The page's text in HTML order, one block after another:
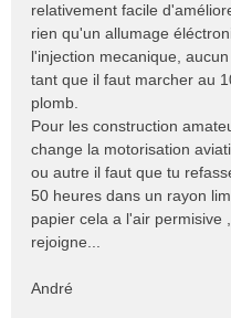
relativement facile
rien qu'un allumage
l'injection mecanique,
tant que il faut marcher au
plomb.
Pour les construction
change la motorisation
ou autre il faut que tu
50 heures dans un rayon
papier cela a l'air permisive
rejoigne...
André